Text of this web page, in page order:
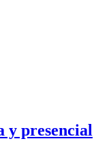
y presencial